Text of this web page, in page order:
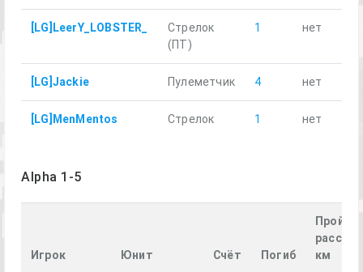
[LG]LeerY_LOBSTER_
Стрелок
(ПТ)
1 нет
[LG]Jackie Пулеметчик 4 нет
[LG]MenMentos Стрелок 1 нет
Alpha 1-5
Игрок Юнит Счёт Погиб
км